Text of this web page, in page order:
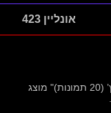
אונליין 423
פוסט "נופים של דניאל רריץ’ (20 תמונות)" מוצג